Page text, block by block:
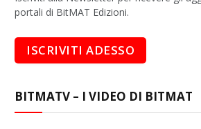
portali di BitMAT Edizioni.
BITMATV – I VIDEO DI BITMAT